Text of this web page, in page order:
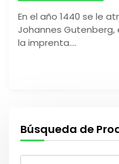
En el año 1440 se le
Johannes Gutenberg,
la imprenta….
Búsqueda de